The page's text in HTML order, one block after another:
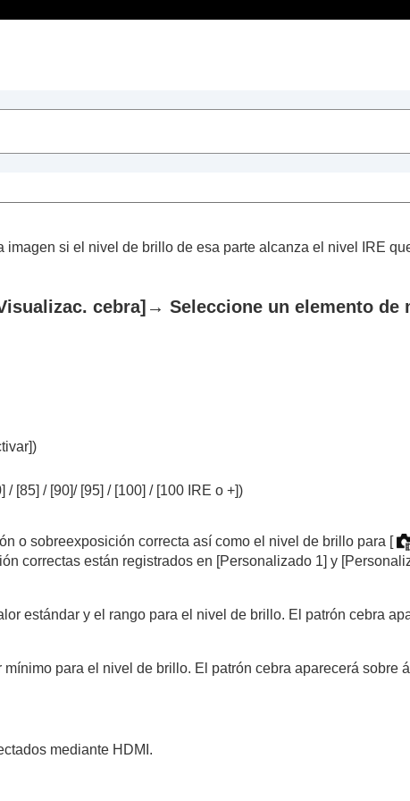
si el nivel de brillo de esa parte alcanza el nivel IRE
cebra] → Seleccione un elemento de
)
/ [85] / [90]/ [95] / [100] / [100 IRE o +])
o sobreexposición correcta así como el nivel de brillo para [
correctas están registrados en [Personalizado 1] y
estándar y el rango para el nivel de brillo. El patrón cebra
para el nivel de brillo. El patrón cebra aparecerá sobre
mediante HDMI.